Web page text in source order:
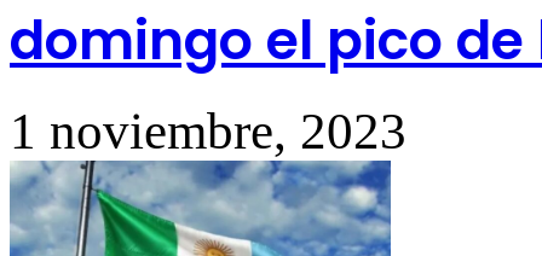
domingo el pico
1 noviembre, 2023